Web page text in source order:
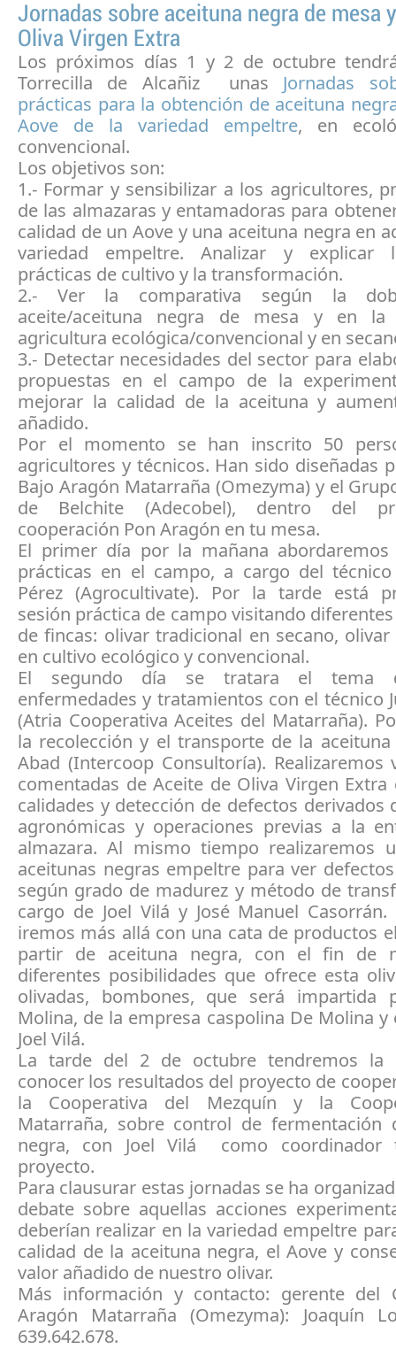
Jornadas sobre aceituna negra de mesa
Oliva Virgen Extra
Los próximos días 1 y 2 de octubre
Torrecilla de Alcañiz unas Jornadas
prácticas para la obtención de aceituna
Aove de la variedad empeltre, en
convencional.
Los objetivos son:
1.- Formar y sensibilizar a los agricultores,
de las almazaras y entamadoras para
calidad de un Aove y una aceituna negra en
variedad empeltre. Analizar y explicar
prácticas de cultivo y la transformación.
2.- Ver la comparativa según la
aceite/aceituna negra de mesa y en la
agricultura ecológica/convencional y en
3.- Detectar necesidades del sector para
propuestas en el campo de la
mejorar la calidad de la aceituna y
añadido.
Por el momento se han inscrito 50
agricultores y técnicos. Han sido diseñadas
Bajo Aragón Matarraña (Omezyma) y el
de Belchite (Adecobel), dentro del
cooperación Pon Aragón en tu mesa.
El primer día por la mañana abordaremos
prácticas en el campo, a cargo del técnico
Pérez (Agrocultivate). Por la tarde está
sesión práctica de campo visitando
de fincas: olivar tradicional en secano,
en cultivo ecológico y convencional.
El segundo día se tratara el tema
enfermedades y tratamientos con el técnico
(Atria Cooperativa Aceites del Matarraña).
la recolección y el transporte de la
Abad (Intercoop Consultoría). Realizaremos
comentadas de Aceite de Oliva Virgen
calidades y detección de defectos derivados
agronómicas y operaciones previas a la
almazara. Al mismo tiempo realizaremos
aceitunas negras empeltre para ver
según grado de madurez y método de
cargo de Joel Vilá y José Manuel
iremos más allá con una cata de productos
partir de aceituna negra, con el fin de
diferentes posibilidades que ofrece esta
olivadas, bombones, que será impartida
Molina, de la empresa caspolina De Molina
Joel Vilá.
La tarde del 2 de octubre tendremos la
conocer los resultados del proyecto de
la Cooperativa del Mezquín y la
Matarraña, sobre control de fermentación
negra, con Joel Vilá como coordinador
proyecto.
Para clausurar estas jornadas se ha
debate sobre aquellas acciones
deberían realizar en la variedad empeltre
calidad de la aceituna negra, el Aove y
valor añadido de nuestro olivar.
Más información y contacto: gerente del
Aragón Matarraña (Omezyma): Joaquín
639.642.678.